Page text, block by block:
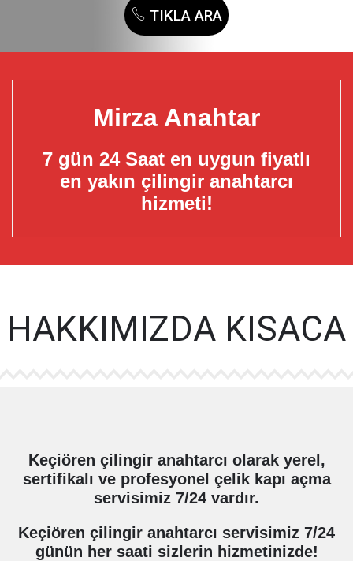
Mirza Anahtar
7 gün 24 Saat en uygun fiyatlı
en yakın çilingir anahtarcı
hizmeti!
HAKKIMIZDA KISACA
Keçiören çilingir anahtarcı olarak yerel,
sertifikalı ve profesyonel çelik kapı açma
servisimiz 7/24 vardır.
Keçiören çilingir anahtarcı servisimiz 7/24
günün her saati sizlerin hizmetinizde!